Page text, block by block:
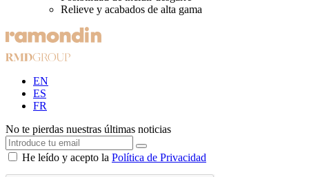
Relieve y acabados de alta gama
EN
ES
FR
No te pierdas nuestras últimas noticias
He leído y acepto la Política de Privacidad